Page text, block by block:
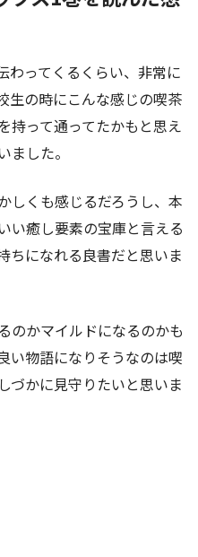
わってくるくらい、非常に
生の時にこんな感じの喫茶
持って通ってたかもと思え
ました。
しくも感じるだろうし、本
い癒し要素の宝庫と言える
ちになれる良書だと思いま
のかマイルドになるのかも
い物語になりそうなのは喫
かに見守りたいと思いま